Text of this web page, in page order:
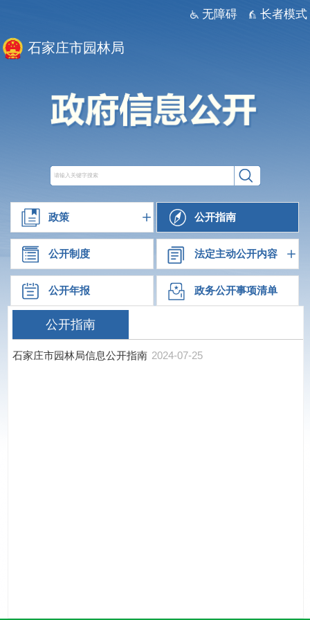
无障碍 长者模式
石家庄市园林局
政策 公开指南
公开制度 法定主动公开内容
公开年报 政务公开事项清单
公开指南
石家庄市园林局信息公开指南 2024-07-25